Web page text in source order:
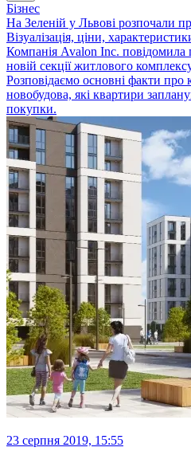
Бізнес
На Зеленій у Львові розпочали
Візуалізація, ціни,
Компанія Avalon Inc. повідомила
новій секції житлового
Розповідаємо основні факти про
новобудова, які квартири
покупки.
23 серпня 2019, 15:55